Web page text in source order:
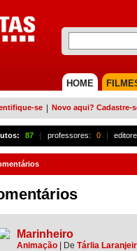
HOME
se Novo aqui? Cadastre-
87 { professores: 0 |
Marinheiro
Animação De Tárlia